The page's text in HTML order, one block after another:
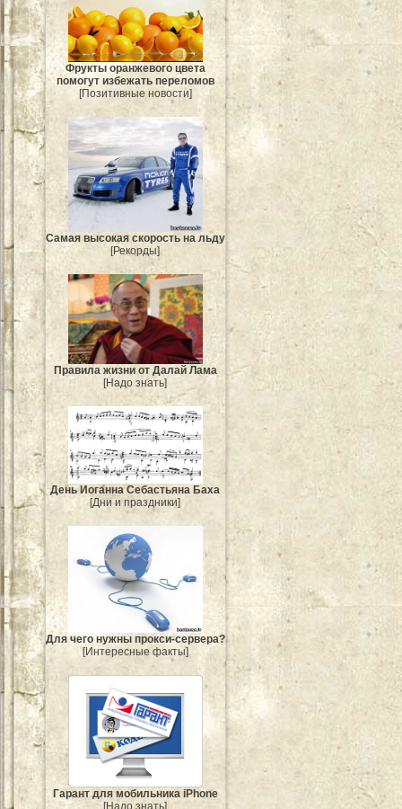
Фрукты оранжевого цвета
помогут избежать переломов
[Позитивные новости]
Самая высокая скорость на льду
[Рекорды]
Правила жизни от Далай Лама
[Надо знать]
День Иоганна Себастьяна Баха
[Дни и праздники]
Для чего нужны прокси-сервера?
[Интересные факты]
Гарант для мобильника iPhone
[Надо знать]